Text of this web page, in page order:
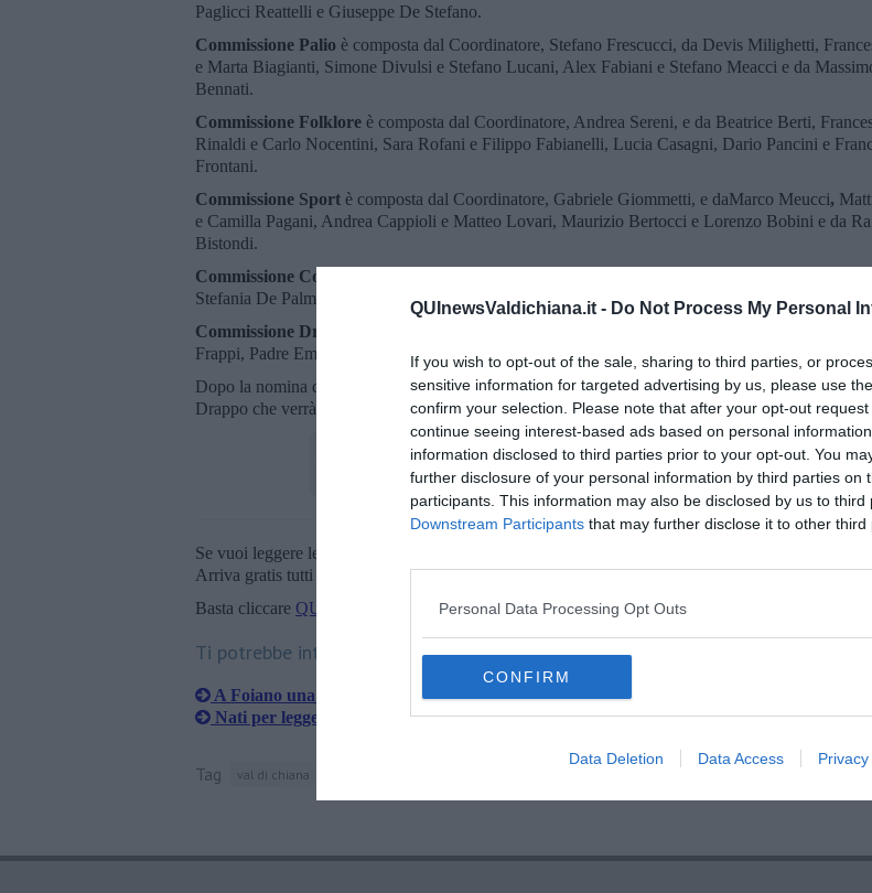
QUInewsValdichiana.it - Do Not Process My Personal
If you wish to opt-out of the sale, sharing to third parties, or
sensitive information for targeted advertising by us, please use
confirm your selection. Please note that after your opt-out
continue seeing interest-based ads based on personal
information disclosed to third parties prior to your opt-out. You
further disclosure of your personal information by third parties on
participants. This information may also be disclosed by us to third
Downstream Participants that may further disclose it to other third
Personal Data Processing Opt Outs
CONFIRM
Data Deletion Data Access
Paglicci Reattelli e Giuseppe De Stefano.
Commissione Palio è composta dal Coordinatore, Stefano Frescucci, da Devis Milighetti,
e Marta Biagianti, Simone Divulsi e Stefano Lucani, Alex Fabiani e Stefano Meacci e da
Bennati.
Commissione Folklore è composta dal Coordinatore, Andrea Sereni, e da Beatrice Berti,
Rinaldi e Carlo Nocentini, Sara Rofani e Filippo Fabianelli, Lucia Casagni, Dario Pancini e
Frontani.
Commissione Sport è composta dal Coordinatore, Gabriele Giommetti, e daMarco Meucci,
e Camilla Pagani, Andrea Cappioli e Matteo Lovari, Maurizio Bertocci e Lorenzo Bobini e da
Bistondi.
Commissione Comunicazione
Stefania De Palma, Luna Gironi e da Martina Malentacchi.
Commissione Drappo
Frappi, Padre Emanuele di Mare, Roberto Galimberti, Norma Tennis e Giuliana Gerace.
Dopo la nomina del Magistrato del Palio, che si terrà entro il mese di gennaio 2025, partirà
Drappo che verrà dato al vincitore del Palio in programma la terza domenica di giugno, 15
Se vuoi leggere le notizie principali della Toscana iscriviti alla
Arriva gratis tutti i giorni alle 20:00 direttamente nella tua casella di posta.
Basta cliccare QUI
Ti potrebbe interessare anche:
A Foiano una nuova illuminazione pubblica
Nati per leggere, concluso il ciclo di incontri
Tag val di chiana